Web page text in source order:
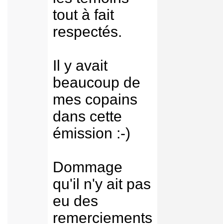
tout à fait
respectés.
Il y avait
beaucoup de
mes copains
dans cette
émission :-)
Dommage
qu'il n'y ait pas
eu des
remerciements